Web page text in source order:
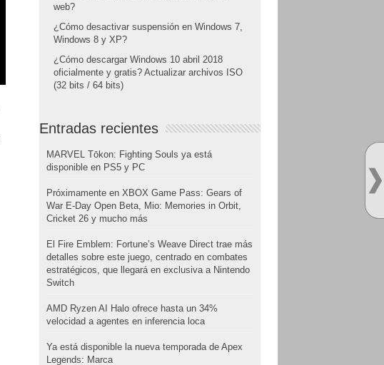
web?
¿Cómo desactivar suspensión en Windows 7,
Windows 8 y XP?
¿Cómo descargar Windows 10 abril 2018
oficialmente y gratis? Actualizar archivos ISO
(32 bits / 64 bits)
Entradas recientes
MARVEL Tōkon: Fighting Souls ya está
disponible en PS5 y PC
Próximamente en XBOX Game Pass: Gears of
War E-Day Open Beta, Mio: Memories in Orbit,
Cricket 26 y mucho más
El Fire Emblem: Fortune’s Weave Direct trae más
detalles sobre este juego, centrado en combates
estratégicos, que llegará en exclusiva a Nintendo
Switch
AMD Ryzen AI Halo ofrece hasta un 34%
velocidad a agentes en inferencia loca
Ya está disponible la nueva temporada de Apex
Legends: Marca